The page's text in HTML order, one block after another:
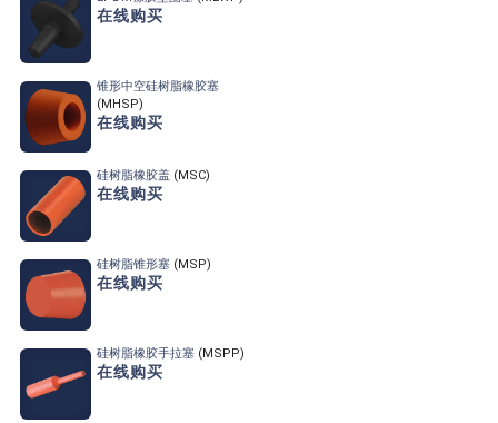
在线购买
锥形中空硅树脂橡胶塞
(MHSP)
在线购买
硅树脂橡胶盖 (MSC)
在线购买
硅树脂锥形塞 (MSP)
在线购买
硅树脂橡胶手拉塞 (MSPP)
在线购买